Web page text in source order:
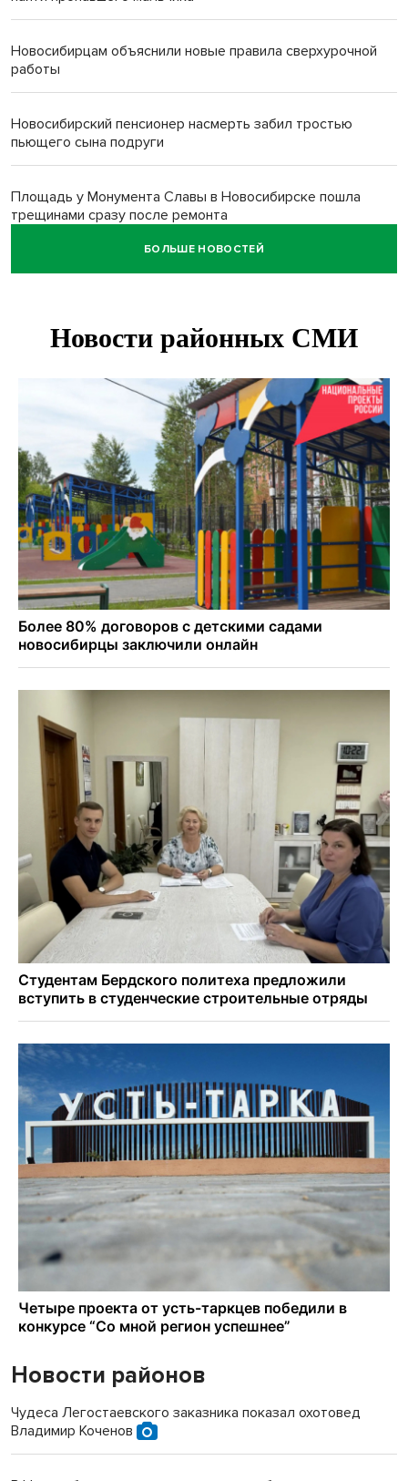
Новосибирцам объяснили новые правила сверхурочной
работы
Новосибирский пенсионер насмерть забил тростью
пьющего сына подруги
Площадь у Монумента Славы в Новосибирске пошла
трещинами сразу после ремонта
Африканский врач поразил новосибирцев в травмпункте
Покрытие рулежных дорожек обновили в аэропорту
В Новосибирске зафиксирован рост заболеваемости
энтеровирусной инфекцией
В Новосибирске осудили внука за продажу дедова ружья
псевдо-мигранту
БОЛЬШЕ НОВОСТЕЙ
Новости районов
Чудеса Легостаевского заказника показал охотовед
Владимир Коченов